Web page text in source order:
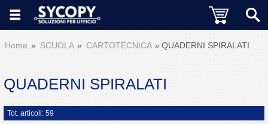
Home SCUOLA CARTOTECNICA QUADERNI SPIRALATI
QUADERNI SPIRALATI
Tot. articoli: 59